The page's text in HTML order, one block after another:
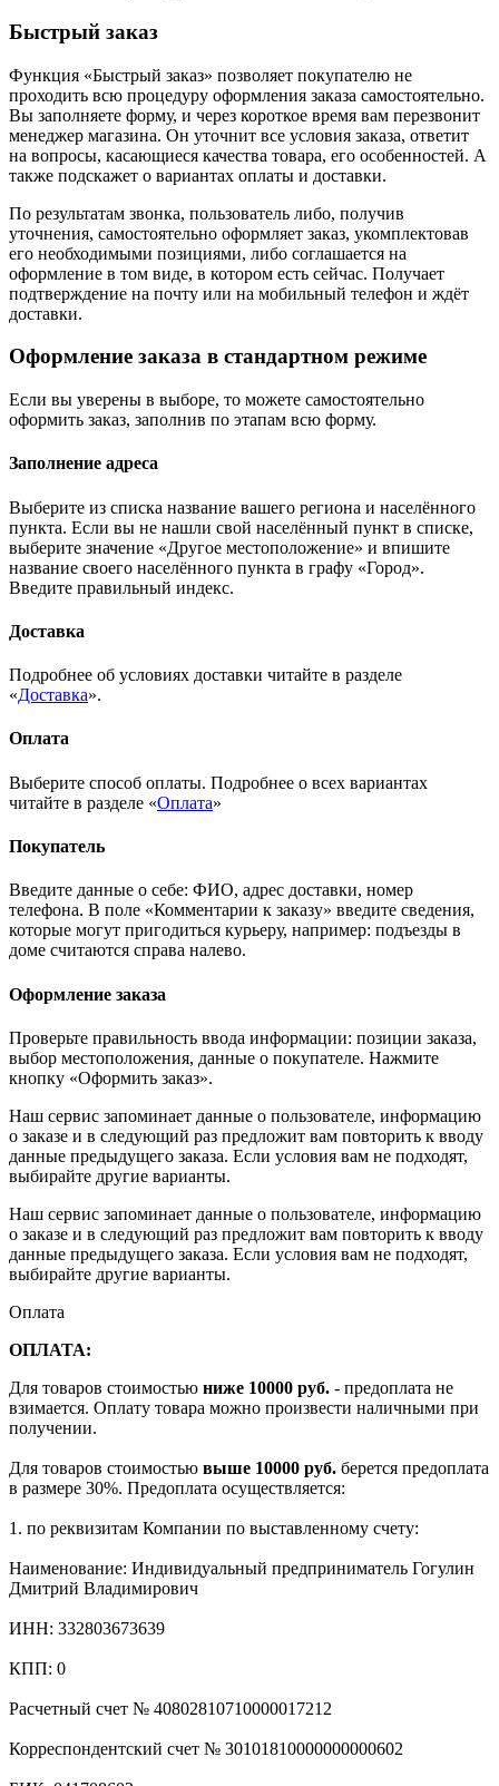
Быстрый заказ
Функция «Быстрый заказ» позволяет покупателю не
проходить всю процедуру оформления заказа самостоятельно.
Вы заполняете форму, и через короткое время вам перезвонит
менеджер магазина. Он уточнит все условия заказа, ответит
на вопросы, касающиеся качества товара, его особенностей. А
также подскажет о вариантах оплаты и доставки.
По результатам звонка, пользователь либо, получив
уточнения, самостоятельно оформляет заказ, укомплектовав
его необходимыми позициями, либо соглашается на
оформление в том виде, в котором есть сейчас. Получает
подтверждение на почту или на мобильный телефон и ждёт
доставки.
Оформление заказа в стандартном режиме
Если вы уверены в выборе, то можете самостоятельно
оформить заказ, заполнив по этапам всю форму.
Заполнение адреса
Выберите из списка название вашего региона и населённого
пункта. Если вы не нашли свой населённый пункт в списке,
выберите значение «Другое местоположение» и впишите
название своего населённого пункта в графу «Город».
Введите правильный индекс.
Доставка
Подробнее об условиях доставки читайте в разделе
«Доставка».
Оплата
Выберите способ оплаты. Подробнее о всех вариантах
читайте в разделе «Оплата»
Покупатель
Введите данные о себе: ФИО, адрес доставки, номер
телефона. В поле «Комментарии к заказу» введите сведения,
которые могут пригодиться курьеру, например: подъезды в
доме считаются справа налево.
Оформление заказа
Проверьте правильность ввода информации: позиции заказа,
выбор местоположения, данные о покупателе. Нажмите
кнопку «Оформить заказ».
Наш сервис запоминает данные о пользователе, информацию
о заказе и в следующий раз предложит вам повторить к вводу
данные предыдущего заказа. Если условия вам не подходят,
выбирайте другие варианты.
Наш сервис запоминает данные о пользователе, информацию
о заказе и в следующий раз предложит вам повторить к вводу
данные предыдущего заказа. Если условия вам не подходят,
выбирайте другие варианты.
Оплата
ОПЛАТА:
Для товаров стоимостью ниже 10000 руб. - предоплата не
взимается. Оплату товара можно произвести наличными при
получении.
Для товаров стоимостью выше 10000 руб. берется предоплата
в размере 30%. Предоплата осуществляется:
1. по реквизитам Компании по выставленному счету:
Наименование: Индивидуальный предприниматель Гогулин
Дмитрий Владимирович
ИНН: 332803673639
КПП: 0
Расчетный счет № 40802810710000017212
Корреспондентский счет № 30101810000000000602